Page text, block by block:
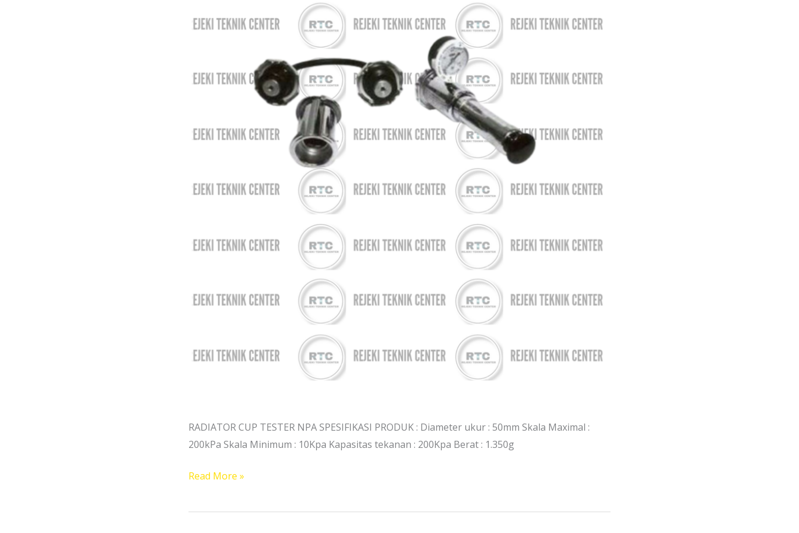
RADIATOR CUP TESTER NPA SPESIFIKASI PRODUK : Diameter ukur : 50mm Skala Maximal :
200kPa Skala Minimum : 10Kpa Kapasitas tekanan : 200Kpa Berat : 1.350g
Read More »